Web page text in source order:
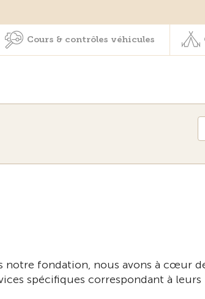
Cours & contrôles véhicules
notre fondation, nous avons à cœur
spécifiques correspondant à leurs